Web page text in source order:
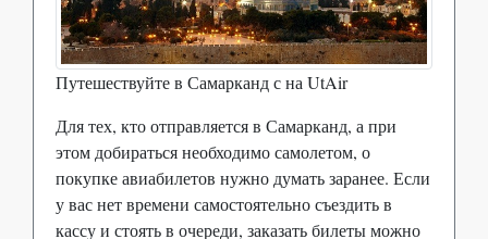
Путешествуйте в Самарканд с на UtAir
Для тех, кто отправляется в Самарканд, а при
этом добираться необходимо самолетом, о
покупке авиабилетов нужно думать заранее. Если
у вас нет времени самостоятельно съездить в
кассу и стоять в очереди, заказать билеты можно